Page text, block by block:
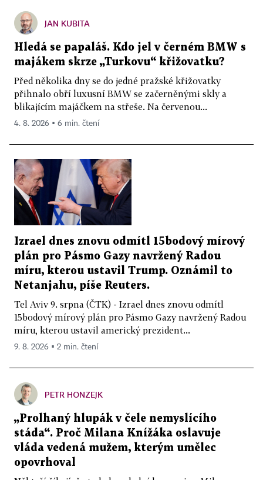
JAN KUBITA
Hledá se papaláš. Kdo jel v černém BMW s
majákem skrze „Turkovu“ křižovatku?
Před několika dny se do jedné pražské křižovatky
přihnalo obří luxusní BMW se začerněnými skly a
blikajícím majáčkem na střeše. Na červenou...
4. 8. 2026 ▪ 6 min. čtení
Izrael dnes znovu odmítl 15bodový mírový
plán pro Pásmo Gazy navržený Radou
míru, kterou ustavil Trump. Oznámil to
Netanjahu, píše Reuters.
Tel Aviv 9. srpna (ČTK) - Izrael dnes znovu odmítl
15bodový mírový plán pro Pásmo Gazy navržený Radou
míru, kterou ustavil americký prezident...
9. 8. 2026 ▪ 2 min. čtení
PETR HONZEJK
„Prolhaný hlupák v čele nemyslícího
stáda“. Proč Milana Knížáka oslavuje
vláda vedená mužem, kterým umělec
opovrhoval